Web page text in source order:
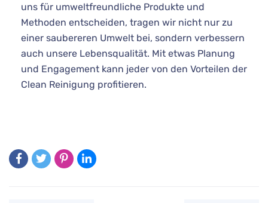
uns für umweltfreundliche Produkte und
Methoden entscheiden, tragen wir nicht nur zu
einer saubereren Umwelt bei, sondern verbessern
auch unsere Lebensqualität. Mit etwas Planung
und Engagement kann jeder von den Vorteilen der
Clean Reinigung profitieren.